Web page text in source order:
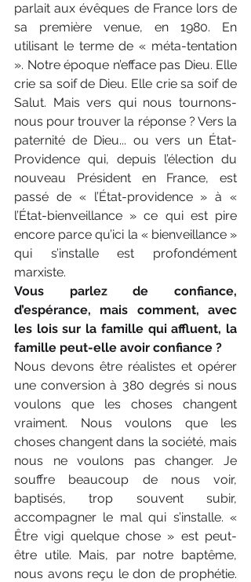
parlait aux évêques de France lors de
sa première venue, en 1980. En
utilisant le terme de « méta-tentation
». Notre époque n’efface pas Dieu. Elle
crie sa soif de Dieu. Elle crie sa soif de
Salut. Mais vers qui nous tournons-
nous pour trouver la réponse ? Vers la
paternité de Dieu... ou vers un État-
Providence qui, depuis l’élection du
nouveau Président en France, est
passé de « l’État-providence » à «
l’État-bienveillance » ce qui est pire
encore parce qu’ici la « bienveillance »
qui s’installe est profondément
marxiste.
Vous parlez de confiance,
d’espérance, mais comment, avec
les lois sur la famille qui affluent, la
famille peut-elle avoir confiance ?
Nous devons être réalistes et opérer
une conversion à 380 degrés si nous
voulons que les choses changent
vraiment. Nous voulons que les
choses changent dans la société, mais
nous ne voulons pas changer. Je
souffre beaucoup de nous voir,
baptisés, trop souvent subir,
accompagner le mal qui s’installe. «
Être vigi quelque chose » est peut-
être utile. Mais, par notre baptême,
nous avons reçu le don de prophétie.